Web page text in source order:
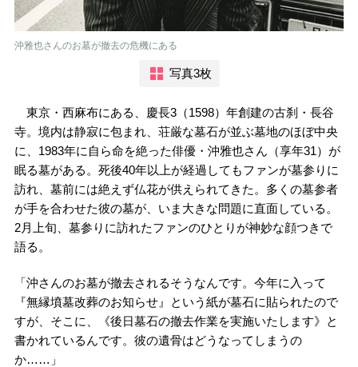
沖雅也さんのお墓が撤去の危機にある
写真3枚
東京・西麻布にある、慶長3（1598）年創建の古刹・長谷
寺。境内は静寂に包まれ、荘厳な墓石が並ぶ墓地のほぼ中央
に、1983年に自ら命を絶った俳優・沖雅也さん（享年31）が
眠る墓がある。死後40年以上が経過してもファンが墓参りに
訪れ、墓前には絶えず仏花が供えられてきた。多くの墓参者
が手を合わせた彼の墓が、いま大きな問題に直面している。
2月上旬、墓参りに訪れたファンのひとりが神妙な顔つきで
語る。
「沖さんのお墓が撤去されるそうなんです。今年に入って
『無縁墳墓改葬のお知らせ』という紙が墓石に貼られたので
すが、そこに、《後日墓石の撤去作業を実施いたします》と
書かれているんです。彼の遺骨はどうなってしまうの
か……」